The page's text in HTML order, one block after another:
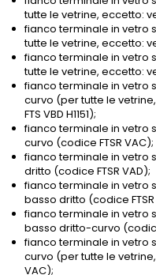
tutte le vetrine, eccetto:
fianco terminale in vetro
tutte le vetrine, eccetto:
fianco terminale in vetro
tutte le vetrine, eccetto:
fianco terminale in vetro
curvo (per tutte le
FTS VBD H1151);
fianco terminale in vetro
curvo (codice FTSR VAC);
fianco terminale in vetro
dritto (codice FTSR VAD);
fianco terminale in vetro
basso dritto (codice FTSR
fianco terminale in vetro
basso dritto-curvo (codice
fianco terminale in vetro
curvo (per tutte le
VAC);